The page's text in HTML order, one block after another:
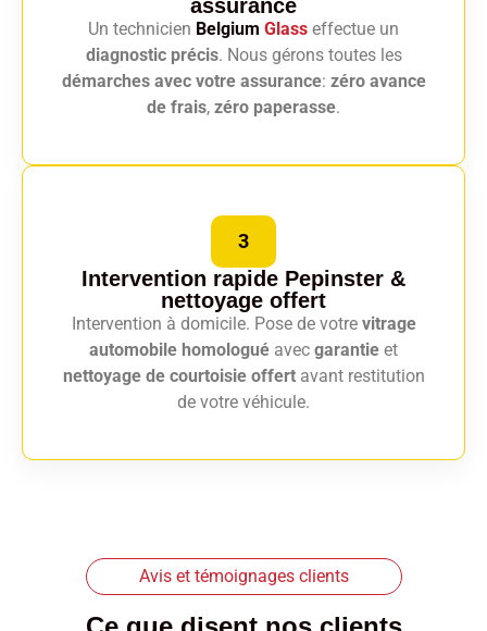
assurance
Un technicien Belgium Glass effectue un
diagnostic précis. Nous gérons toutes les
démarches avec votre assurance: zéro avance
de frais, zéro paperasse.
3
Intervention rapide Pepinster &
nettoyage offert
Intervention à domicile. Pose de votre vitrage
automobile homologué avec garantie et
nettoyage de courtoisie offertavant restitution
de votre véhicule.
Avis et témoignages clients